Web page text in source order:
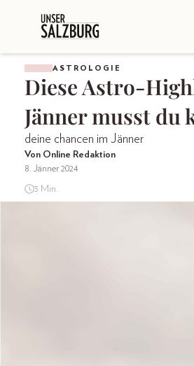
ASTROLOGIE
Diese Astro-
Jänner musst du
deine chancen im Jänner
Von Online Redaktion
8. Jänner 2024
3 Min.